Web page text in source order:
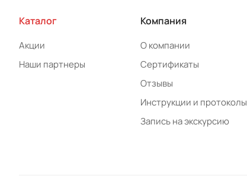
Каталог
Акции
Наши партнеры
Компания
О компании
Сертификаты
Отзывы
Инструкции и протоколы
Запись на экскурсию